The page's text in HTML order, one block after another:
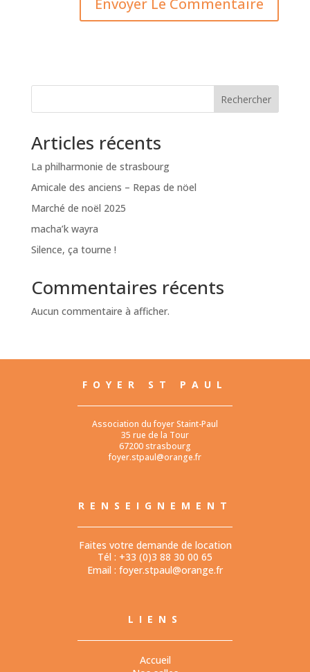
Rechercher
Articles récents
La philharmonie de strasbourg
Amicale des anciens – Repas de nöel
Marché de noël 2025
macha’k wayra
Silence, ça tourne !
Commentaires récents
Aucun commentaire à afficher.
FOYER ST PAUL
Association du foyer Staint-Paul
35 rue de la Tour
67200 strasbourg
foyer.stpaul@orange.fr
RENSEIGNEMENT
Faites votre demande de location
Tél : +33 (0)3 88 30 00 65
Email : foyer.stpaul@orange.fr
LIENS
Accueil